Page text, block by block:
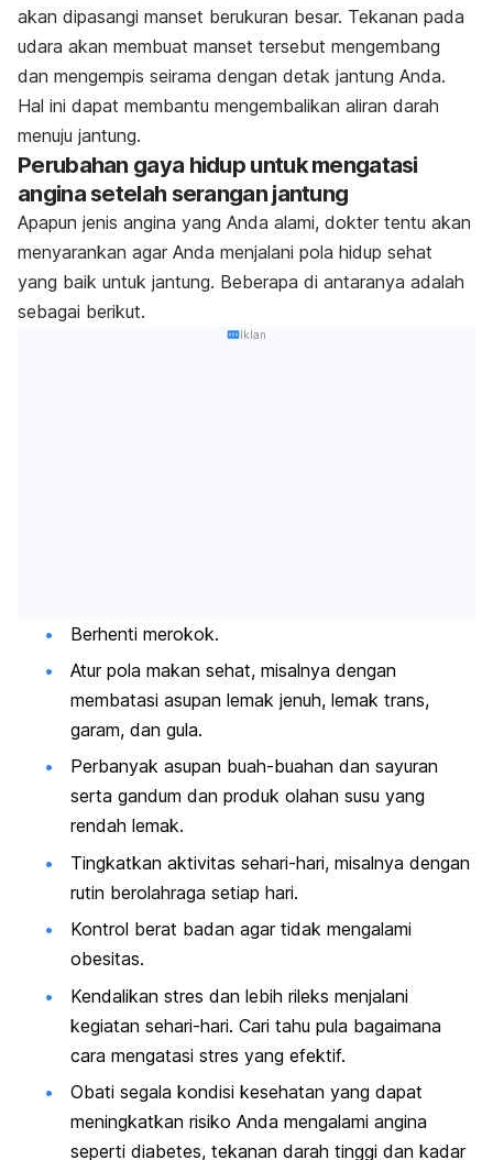
akan dipasangi manset berukuran besar. Tekanan pada
udara akan membuat manset tersebut mengembang
dan mengempis seirama dengan detak jantung Anda.
Hal ini dapat membantu mengembalikan aliran darah
menuju jantung.
Perubahan gaya hidup untuk mengatasi
angina setelah serangan jantung
Apapun jenis angina yang Anda alami, dokter tentu akan
menyarankan agar Anda menjalani pola hidup sehat
yang baik untuk jantung. Beberapa di antaranya adalah
sebagai berikut.
Iklan
Berhenti merokok.
Atur pola makan sehat, misalnya dengan
membatasi asupan lemak jenuh, lemak trans,
garam, dan gula.
Perbanyak asupan buah-buahan dan sayuran
serta gandum dan produk olahan susu yang
rendah lemak.
Tingkatkan aktivitas sehari-hari, misalnya dengan
rutin berolahraga setiap hari.
Kontrol berat badan agar tidak mengalami
obesitas.
Kendalikan stres dan lebih rileks menjalani
kegiatan sehari-hari. Cari tahu pula bagaimana
cara mengatasi stres yang efektif.
Obati segala kondisi kesehatan yang dapat
meningkatkan risiko Anda mengalami angina
seperti diabetes, tekanan darah tinggi dan kadar